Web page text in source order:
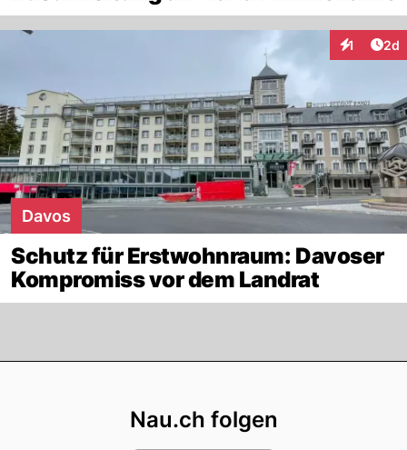
1 2d
Davos
Schutz für Erstwohnraum: Davoser
Kompromiss vor dem Landrat
Nau.ch folgen